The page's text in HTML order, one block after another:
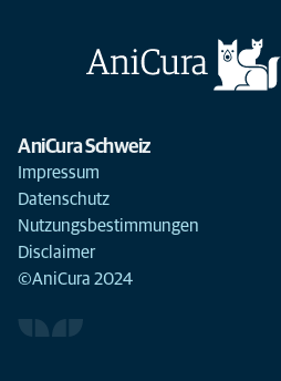
AniCura Schweiz
Impressum
Datenschutz
Nutzungsbestimmungen
Disclaimer
©AniCura 2024